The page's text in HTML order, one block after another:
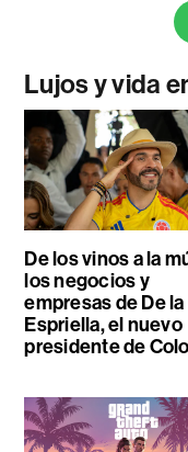
Lujos y vida
De los vinos a la
los negocios y
empresas de De la
Espriella, el nuevo
presidente de